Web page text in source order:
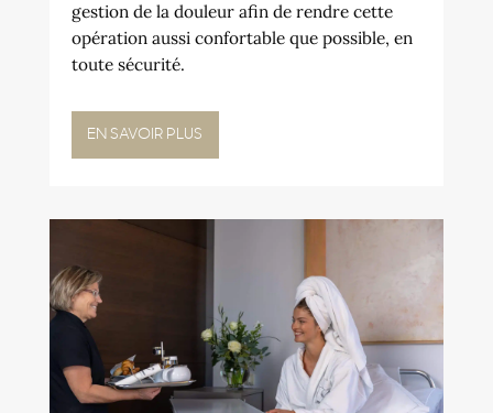
gestion de la douleur afin de rendre cette
opération aussi confortable que possible, en
toute sécurité.
EN SAVOIR PLUS